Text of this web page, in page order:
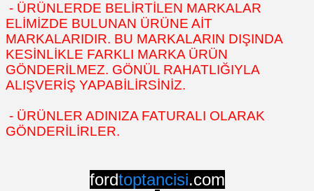
- ÜRÜNLERDE BELİRTİLEN MARKALAR
ELİMİZDE BULUNAN ÜRÜNE AİT
MARKALARIDIR. BU MARKALARIN DIŞINDA
KESİNLİKLE FARKLI MARKA ÜRÜN
GÖNDERİLMEZ. GÖNÜL RAHATLIĞIYLA
ALIŞVERİŞ YAPABİLİRSİNİZ.
- ÜRÜNLER ADINIZA FATURALI OLARAK
GÖNDERİLİRLER.
fordtoptancisi.com